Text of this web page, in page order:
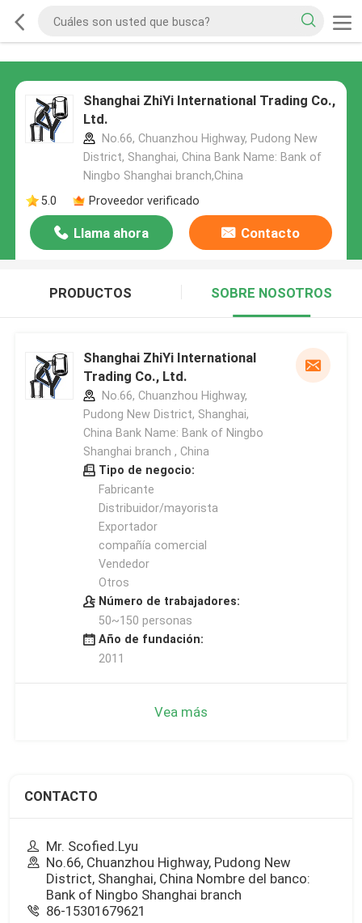
Shanghai ZhiYi International Trading Co.,
Ltd.
No.66, Chuanzhou Highway, Pudong New
District, Shanghai, China Bank Name: Bank of
Ningbo Shanghai branch,China
5.0
Proveedor verificado
Llama ahora Contacto
PRODUCTOS SOBRE NOSOTROS
Shanghai ZhiYi International
Trading Co., Ltd.
No.66, Chuanzhou Highway,
Pudong New District, Shanghai,
China Bank Name: Bank of Ningbo
Shanghai branch , China
Tipo de negocio:
Fabricante
Distribuidor/mayorista
Exportador
compañía comercial
Vendedor
Otros
Número de trabajadores:
50~150 personas
Año de fundación:
2011
Vea más
CONTACTO
Mr. Scofied.Lyu
No.66, Chuanzhou Highway, Pudong New
District, Shanghai, China Nombre del banco:
Bank of Ningbo Shanghai branch
86-15301679621